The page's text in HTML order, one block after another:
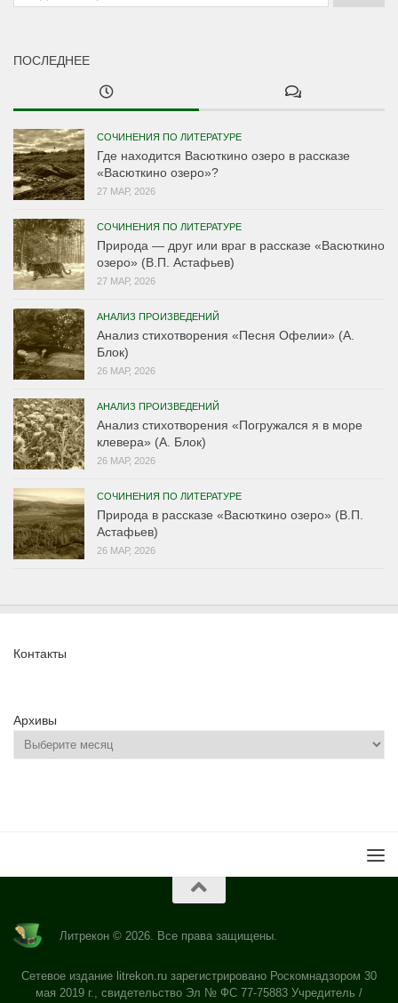
ПОСЛЕДНЕЕ
СОЧИНЕНИЯ ПО ЛИТЕРАТУРЕ
Где находится Васюткино озеро в рассказе
«Васюткино озеро»?
27 МАР, 2026
СОЧИНЕНИЯ ПО ЛИТЕРАТУРЕ
Природа — друг или враг в рассказе «Васюткино
озеро» (В.П. Астафьев)
27 МАР, 2026
АНАЛИЗ ПРОИЗВЕДЕНИЙ
Анализ стихотворения «Песня Офелии» (А.
Блок)
26 МАР, 2026
АНАЛИЗ ПРОИЗВЕДЕНИЙ
Анализ стихотворения «Погружался я в море
клевера» (А. Блок)
26 МАР, 2026
СОЧИНЕНИЯ ПО ЛИТЕРАТУРЕ
Природа в рассказе «Васюткино озеро» (В.П.
Астафьев)
26 МАР, 2026
Контакты
Архивы
Литрекон © 2026. Все права защищены.
Сетевое издание litrekon.ru зарегистрировано Роскомнадзором 30
мая 2019 г., свидетельство Эл № ФС 77-75883 Учредитель /